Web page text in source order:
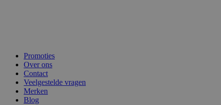
Promoties
Over ons
Contact
Veelgestelde vragen
Merken
Blog